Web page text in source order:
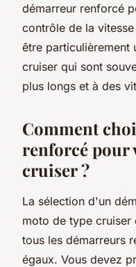
démarreur renforcé
contrôle de la
être particulièrement
cruiser qui sont
plus longs et à des
Comment
renforcé pour
cruiser ?
La sélection d'un
moto de type
tous les démarreurs
égaux. Vous devez